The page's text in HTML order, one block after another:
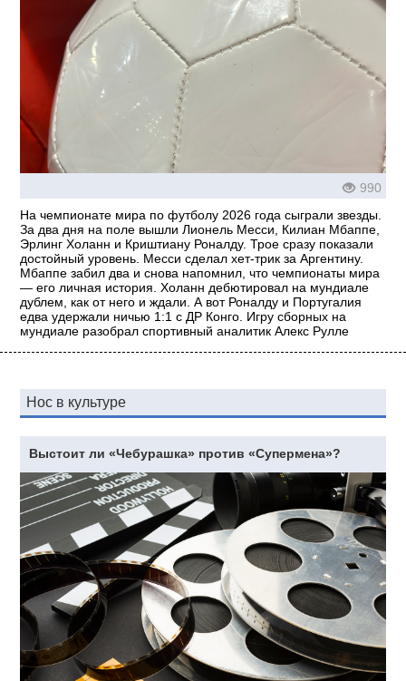
990
На чемпионате мира по футболу 2026 года сыграли звезды.
За два дня на поле вышли Лионель Месси, Килиан Мбаппе,
Эрлинг Холанн и Криштиану Роналду. Трое сразу показали
достойный уровень. Месси сделал хет-трик за Аргентину.
Мбаппе забил два и снова напомнил, что чемпионаты мира
— его личная история. Холанн дебютировал на мундиале
дублем, как от него и ждали. А вот Роналду и Португалия
едва удержали ничью 1:1 с ДР Конго. Игру сборных на
мундиале разобрал спортивный аналитик Алекс Рулле
Нос в культуре
Выстоит ли «Чебурашка» против «Супермена»?